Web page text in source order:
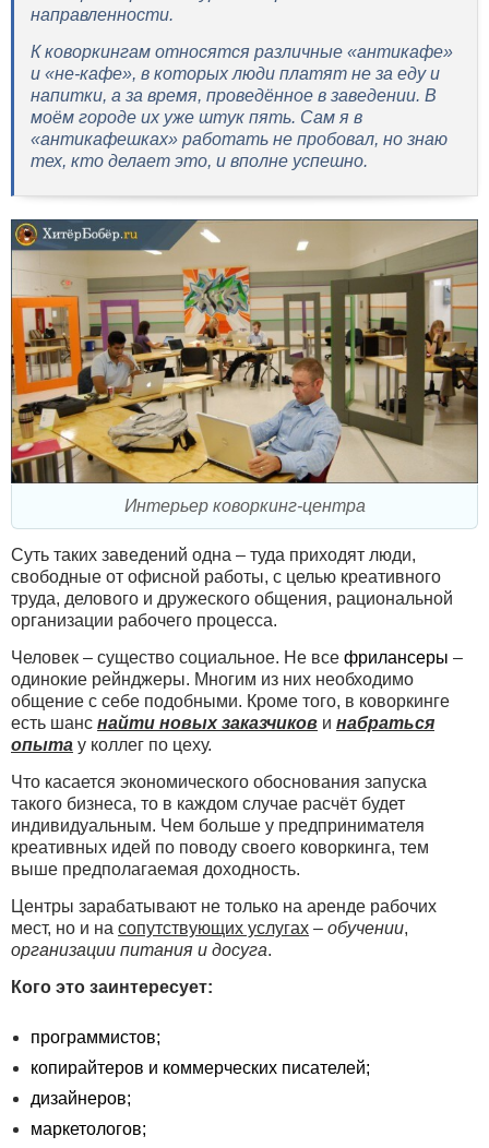
направленности.
К коворкингам относятся различные «антикафе»
и «не-кафе», в которых люди платят не за еду и
напитки, а за время, проведённое в заведении. В
моём городе их уже штук пять. Сам я в
«антикафешках» работать не пробовал, но знаю
тех, кто делает это, и вполне успешно.
Интерьер коворкинг-центра
Суть таких заведений одна – туда приходят люди,
свободные от офисной работы, с целью креативного
труда, делового и дружеского общения, рациональной
организации рабочего процесса.
Человек – существо социальное. Не все фрилансеры –
одинокие рейнджеры. Многим из них необходимо
общение с себе подобными. Кроме того, в коворкинге
есть шанс найти новых заказчиков и набраться
опыта у коллег по цеху.
Что касается экономического обоснования запуска
такого бизнеса, то в каждом случае расчёт будет
индивидуальным. Чем больше у предпринимателя
креативных идей по поводу своего коворкинга, тем
выше предполагаемая доходность.
Центры зарабатывают не только на аренде рабочих
мест, но и на сопутствующих услугах – обучении,
организации питания и досуга.
Кого это заинтересует:
программистов;
копирайтеров и коммерческих писателей;
дизайнеров;
маркетологов;